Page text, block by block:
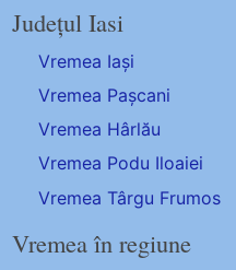
Județul Iasi
Vremea Iași
Vremea Pașcani
Vremea Hârlău
Vremea Podu Iloaiei
Vremea Târgu Frumos
Vremea în regiune